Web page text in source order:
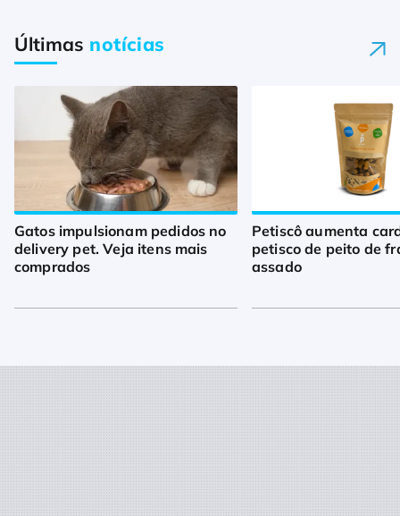
Últimas notícias
Gatos impulsionam pedidos no
delivery pet. Veja itens mais
comprados
Petiscô aumenta
petisco de peito de
assado